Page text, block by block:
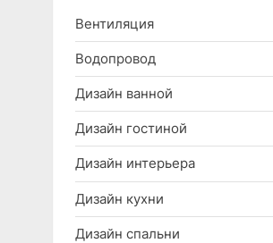
Вентиляция
Водопровод
Дизайн ванной
Дизайн гостиной
Дизайн интерьера
Дизайн кухни
Дизайн спальни